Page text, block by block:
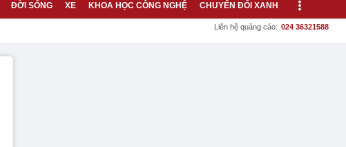
ĐỜI SỐNG XE KHOA HỌC CÔNG NGHỆ CHUYỂN ĐỔI XANH
Liên hệ quảng cáo: 024 36321588